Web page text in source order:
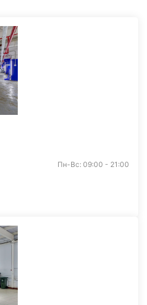
Пн-Вс: 09:00 - 21:00